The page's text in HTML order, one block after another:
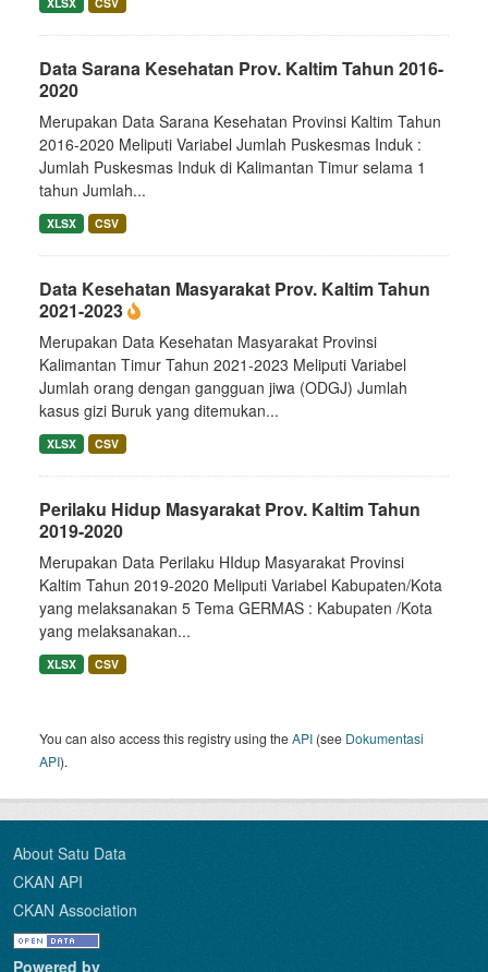
Data Sarana Kesehatan Prov. Kaltim Tahun 2016-
2020
Merupakan Data Sarana Kesehatan Provinsi Kaltim Tahun
2016-2020 Meliputi Variabel Jumlah Puskesmas Induk :
Jumlah Puskesmas Induk di Kalimantan Timur selama 1
tahun Jumlah...
XLSX CSV
Data Kesehatan Masyarakat Prov. Kaltim Tahun
2021-2023
Merupakan Data Kesehatan Masyarakat Provinsi
Kalimantan Timur Tahun 2021-2023 Meliputi Variabel
Jumlah orang dengan gangguan jiwa (ODGJ) Jumlah
kasus gizi Buruk yang ditemukan...
XLSX CSV
Perilaku Hidup Masyarakat Prov. Kaltim Tahun
2019-2020
Merupakan Data Perilaku HIdup Masyarakat Provinsi
Kaltim Tahun 2019-2020 Meliputi Variabel Kabupaten/Kota
yang melaksanakan 5 Tema GERMAS : Kabupaten /Kota
yang melaksanakan...
XLSX CSV
You can also access this registry using theAPI (see Dokumentasi
API).
About Satu Data
CKAN API
CKAN Association
Powered by